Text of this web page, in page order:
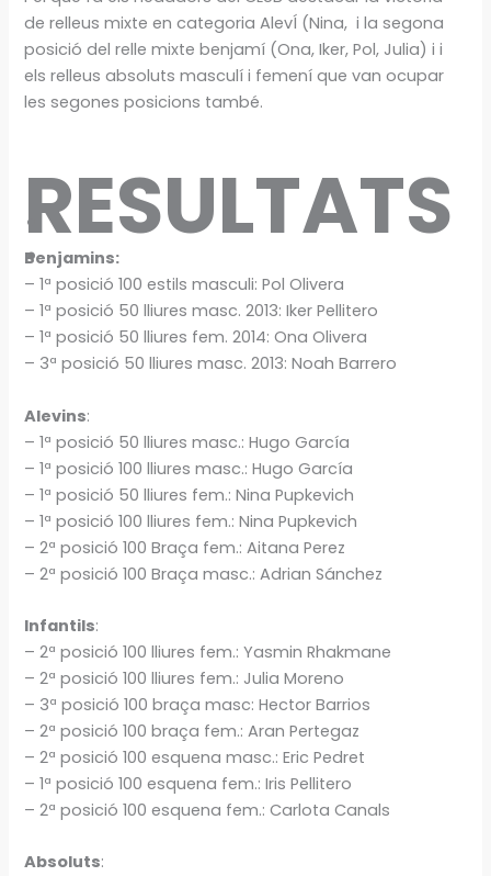
de relleus mixte en categoria AlevÍ (Nina, i la segona
posició del relle mixte benjamí (Ona, Iker, Pol, Julia) i i
els relleus absoluts masculí i femení que van ocupar
les segones posicions també.
RESULTATS
:
Benjamins:
– 1ª posició 100 estils masculi: Pol Olivera
– 1ª posició 50 lliures masc. 2013: Iker Pellitero
– 1ª posició 50 lliures fem. 2014: Ona Olivera
– 3ª posició 50 lliures masc. 2013: Noah Barrero
Alevins:
– 1ª posició 50 lliures masc.: Hugo García
– 1ª posició 100 lliures masc.: Hugo García
– 1ª posició 50 lliures fem.: Nina Pupkevich
– 1ª posició 100 lliures fem.: Nina Pupkevich
– 2ª posició 100 Braça fem.: Aitana Perez
– 2ª posició 100 Braça masc.: Adrian Sánchez
Infantils:
– 2ª posició 100 lliures fem.: Yasmin Rhakmane
– 2ª posició 100 lliures fem.: Julia Moreno
– 3ª posició 100 braça masc: Hector Barrios
– 2ª posició 100 braça fem.: Aran Pertegaz
– 2ª posició 100 esquena masc.: Eric Pedret
– 1ª posició 100 esquena fem.: Iris Pellitero
– 2ª posició 100 esquena fem.: Carlota Canals
Absoluts: